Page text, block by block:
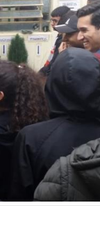
-